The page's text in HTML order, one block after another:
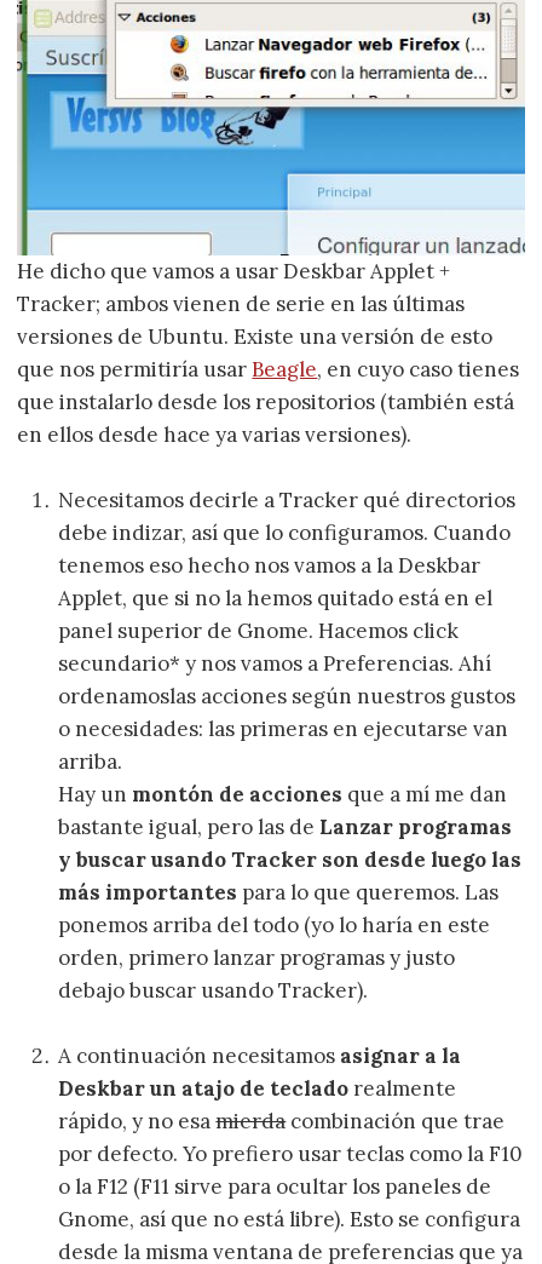
He dicho que vamos a usar Deskbar Applet +
Tracker; ambos vienen de serie en las últimas
versiones de Ubuntu. Existe una versión de esto
que nos permitiría usarBeagle, en cuyo caso tienes
que instalarlo desde los repositorios (también está
en ellos desde hace ya varias versiones).
Necesitamos decirle a Tracker qué directorios
debe indizar, así que lo configuramos. Cuando
tenemos eso hecho nos vamos a la Deskbar
Applet, que si no la hemos quitado está en el
panel superior de Gnome. Hacemos click
secundario* y nos vamos a Preferencias. Ahí
ordenamoslas acciones según nuestros gustos
o necesidades: las primeras en ejecutarse van
arriba.
Hay un montón de acciones que a mí me dan
bastante igual, pero las de Lanzar programas
y buscar usando Tracker son desde luego las
más importantes para lo que queremos. Las
ponemos arriba del todo (yo lo haría en este
orden, primero lanzar programas y justo
debajo buscar usando Tracker).
A continuación necesitamos asignar a la
Deskbar un atajo de teclado realmente
rápido, y no esamierdacombinación que trae
por defecto. Yo prefiero usar teclas como la F10
o la F12 (F11 sirve para ocultar los paneles de
Gnome, así que no está libre). Esto se configura
desde la misma ventana de preferencias que ya